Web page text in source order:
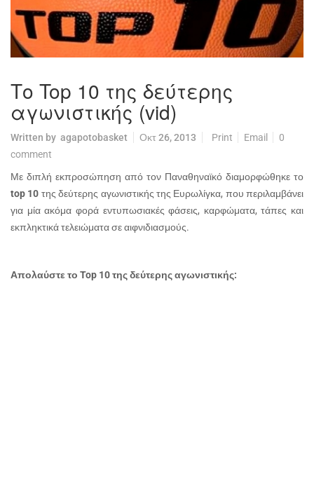
Το Top 10 της δεύτερης
αγωνιστικής (vid)
Written by agapotobasket Οκτ 26, 2013 Print Email
0
comment
Με διπλή εκπροσώπηση από τον Παναθηναϊκό διαμορφώθηκε το
top 10 της δεύτερης αγωνιστικής της Ευρωλίγκα, που περιλαμβάνει
για μία ακόμα φορά εντυπωσιακές φάσεις, καρφώματα, τάπες και
εκπληκτικά τελειώματα σε αιφνιδιασμούς.
Απολαύστε το Top 10 της δεύτερης αγωνιστικής: